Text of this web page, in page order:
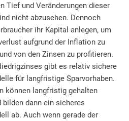
Tief und Veränderungen dieser
nicht abzusehen. Dennoch
ihr Kapital anlegen, um
aufgrund der Inflation zu
von den Zinsen zu profitieren.
gibt es relativ sichere
für langfristige Sparvorhaben.
können langfristig gehalten
bilden dann ein sicheres
ab. Auch wenn gerade der